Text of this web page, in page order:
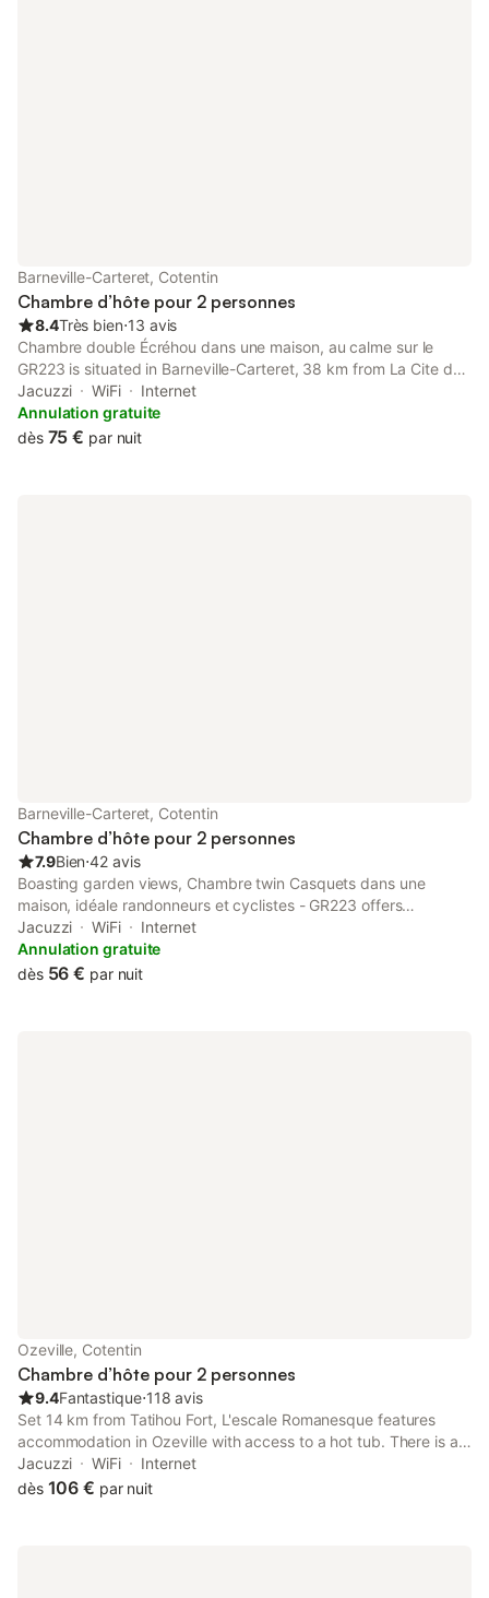
Barneville-Carteret, Cotentin
Chambre d’hôte pour 2 personnes
8.4Très bien⋅13 avis
Chambre double Écréhou dans une maison, au calme sur le
GR223 is situated in Barneville-Carteret, 38 km from La Cite de
la Mer, and features a terrace, garden, and free WiFi.
Jacuzzi WiFi
Internet
Annulation gratuite
dès 75 € par nuit
Barneville-Carteret, Cotentin
Chambre d’hôte pour 2 personnes
7.9Bien⋅42 avis
Boasting garden views, Chambre twin Casquets dans une
maison, idéale randonneurs et cyclistes - GR223 offers
accommodation with a garden and a terrace, around 38 km
from La Cite de la Mer.
Jacuzzi WiFi
Internet
Annulation gratuite
dès 56 € par nuit
Ozeville, Cotentin
Chambre d’hôte pour 2 personnes
9.4Fantastique⋅118 avis
Set 14 km from Tatihou Fort, L'escale Romanesque features
accommodation in Ozeville with access to a hot tub. There is a
private entrance at the bed and breakfast for the convenience
of those who stay.
Jacuzzi WiFi
Internet
dès 106 € par nuit